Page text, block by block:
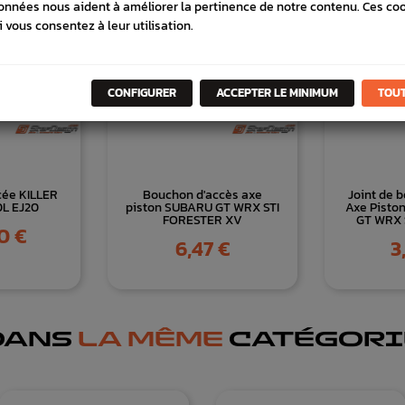
KILLER
EJ20
€
Bouchon d'accès axe
piston SUBARU GT WRX STI
FORESTER XV
Prix
6,47 €
Joint de
Axe
GT WRX
LA MÊME
nous aident à améliorer la pertinence de notre contenu. Ces
vous consentez à leur utilisation.
CONFIGURER ACCEPTER LE MINIMUM